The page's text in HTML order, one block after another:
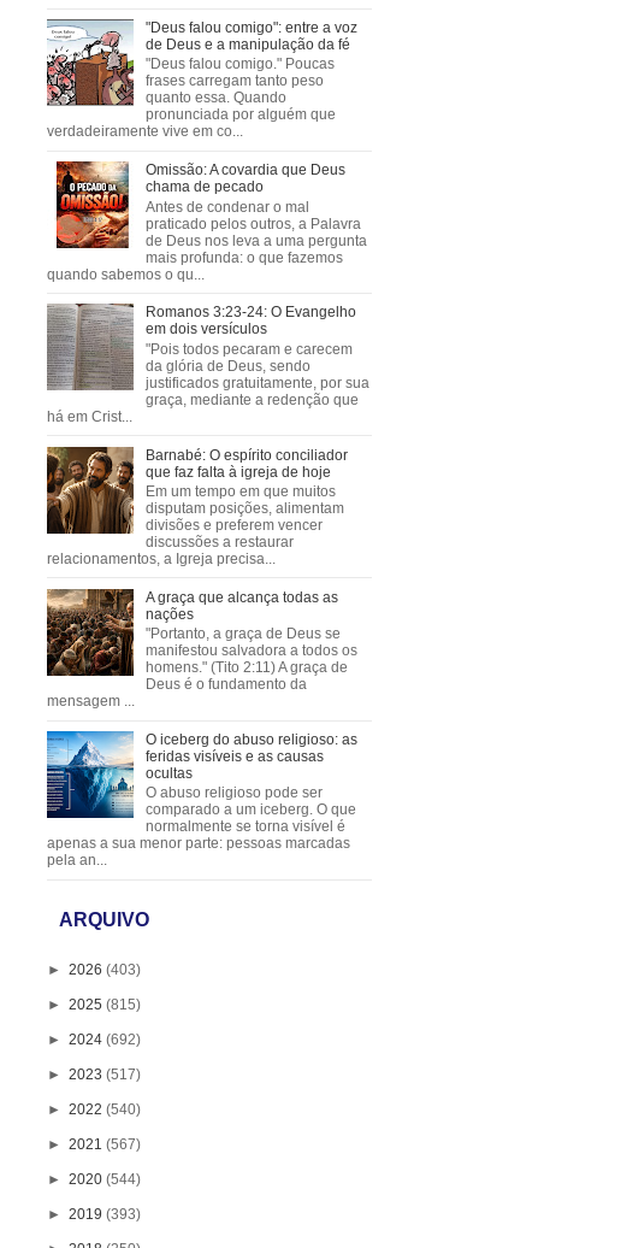
"Deus falou comigo": entre a voz
de Deus e a manipulação da fé
"Deus falou comigo." Poucas
frases carregam tanto peso
quanto essa. Quando
pronunciada por alguém que
verdadeiramente vive em co...
Omissão: A covardia que Deus
chama de pecado
Antes de condenar o mal
praticado pelos outros, a Palavra
de Deus nos leva a uma pergunta
mais profunda: o que fazemos
quando sabemos o qu...
Romanos 3:23-24: O Evangelho
em dois versículos
"Pois todos pecaram e carecem
da glória de Deus, sendo
justificados gratuitamente, por sua
graça, mediante a redenção que
há em Crist...
Barnabé: O espírito conciliador
que faz falta à igreja de hoje
Em um tempo em que muitos
disputam posições, alimentam
divisões e preferem vencer
discussões a restaurar
relacionamentos, a Igreja precisa...
A graça que alcança todas as
nações
"Portanto, a graça de Deus se
manifestou salvadora a todos os
homens." (Tito 2:11) A graça de
Deus é o fundamento da
mensagem ...
O iceberg do abuso religioso: as
feridas visíveis e as causas
ocultas
O abuso religioso pode ser
comparado a um iceberg. O que
normalmente se torna visível é
apenas a sua menor parte: pessoas marcadas
pela an...
ARQUIVO
► 2026 (403)
► 2025 (815)
► 2024 (692)
► 2023 (517)
► 2022 (540)
► 2021 (567)
► 2020 (544)
► 2019 (393)